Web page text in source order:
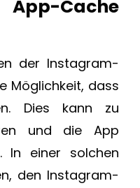
Cache
der Instagram-
Möglichkeit, dass
Dies kann zu
und die App
In einer solchen
den Instagram-